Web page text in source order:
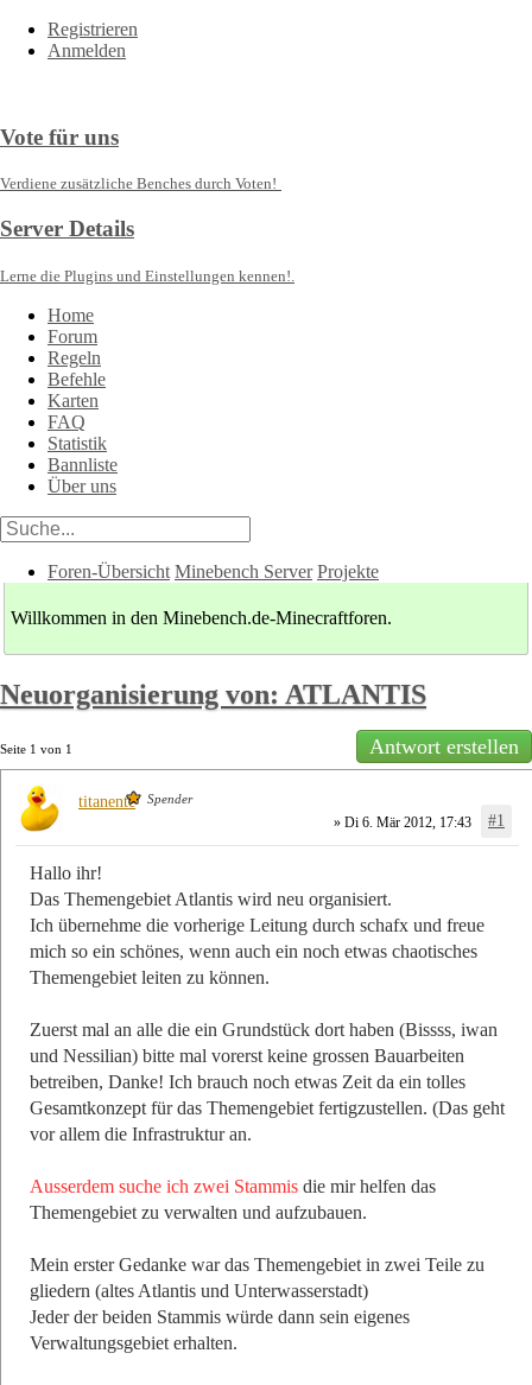
Registrieren
Anmelden
Vote für uns
Verdiene zusätzliche Benches durch Voten!
Server Details
Lerne die Plugins und Einstellungen kennen!.
Home
Forum
Regeln
Befehle
Karten
FAQ
Statistik
Bannliste
Über uns
Foren-Übersicht Minebench Server Projekte
Willkommen in den Minebench.de-Minecraftforen.
Neuorganisierung von: ATLANTIS
Seite 1 von 1 Antwort erstellen
» Di 6. Mär 2012, 17:43 #1
Hallo ihr!
Das Themengebiet Atlantis wird neu organisiert.
Ich übernehme die vorherige Leitung durch schafx und freue
mich so ein schönes, wenn auch ein noch etwas chaotisches
Themengebiet leiten zu können.
Zuerst mal an alle die ein Grundstück dort haben (Bissss, iwan
und Nessilian) bitte mal vorerst keine grossen Bauarbeiten
betreiben, Danke! Ich brauch noch etwas Zeit da ein tolles
Gesamtkonzept für das Themengebiet fertigzustellen. (Das geht
vor allem die Infrastruktur an.
Ausserdem suche ich zwei Stammis die mir helfen das
Themengebiet zu verwalten und aufzubauen.
Mein erster Gedanke war das Themengebiet in zwei Teile zu
gliedern (altes Atlantis und Unterwasserstadt)
Jeder der beiden Stammis würde dann sein eigenes
Verwaltungsgebiet erhalten.
titanente Spender